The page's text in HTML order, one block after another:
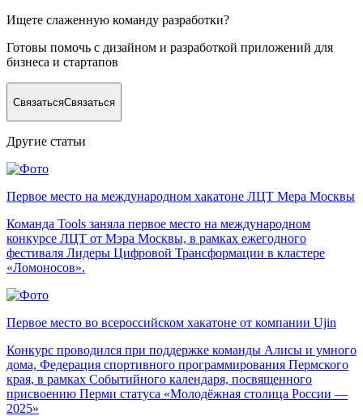
Ищете слаженную команду разработки?
Готовы помочь с дизайном и разработкой приложений для
бизнеса и стартапов
СвязатьсяСвязаться
Другие статьи
Первое место на международном хакатоне ЛЦТ Мера Москвы
Команда Tools заняла первое место на международном
конкурсе ЛЦТ от Мэра Москвы, в рамках ежегодного
фестиваля Лидеры Цифровой Трансформации в кластере
«Ломоносов».
Первое место во всероссийском хакатоне от компании Ujin
Конкурс проводился при поддержке команды Алисы и умного
дома, Федерация спортивного программирования Пермского
края, в рамках Событийного календаря, посвященного
присвоению Перми статуса «Молодёжная столица России —
2025»